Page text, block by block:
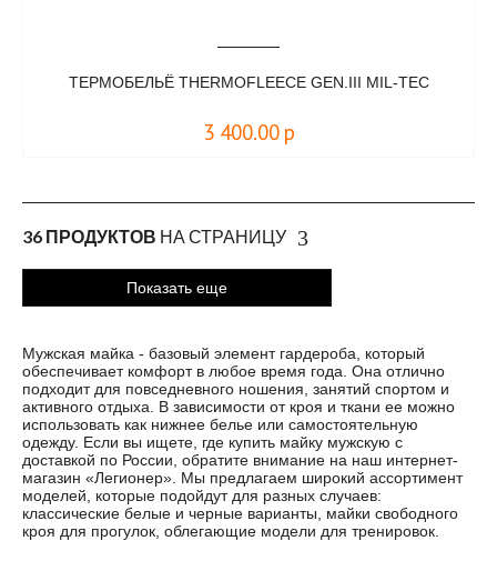
ТЕРМОБЕЛЬЁ THERMOFLEECE GEN.III MIL-TEC
3 400.00 р
36 ПРОДУКТОВ НА СТРАНИЦУ
Показать еще
Мужская майка - базовый элемент гардероба, который
обеспечивает комфорт в любое время года. Она отлично
подходит для повседневного ношения, занятий спортом и
активного отдыха. В зависимости от кроя и ткани ее можно
использовать как нижнее белье или самостоятельную
одежду. Если вы ищете, где купить майку мужскую с
доставкой по России, обратите внимание на наш интернет-
магазин «Легионер». Мы предлагаем широкий ассортимент
моделей, которые подойдут для разных случаев:
классические белые и черные варианты, майки свободного
кроя для прогулок, облегающие модели для тренировок.